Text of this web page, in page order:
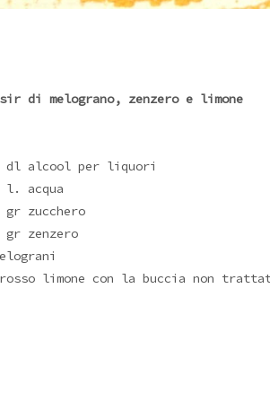
di melograno, zenzero e limone
dl alcool per liquori
l. acqua
gr zucchero
gr zenzero
limone con la buccia non